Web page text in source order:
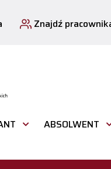
Znajdź
ABSOLWENT